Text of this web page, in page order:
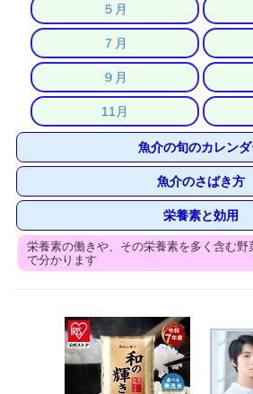
５月
７月
９月
11月
魚介の旬のカレン
魚介のさばき方
栄養素と効用
栄養素の働きや、その栄養素を多く含む野
で分かります